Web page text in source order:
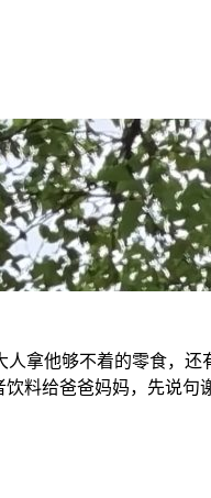
拿他够不着的零食，
料给爸爸妈妈，先说句